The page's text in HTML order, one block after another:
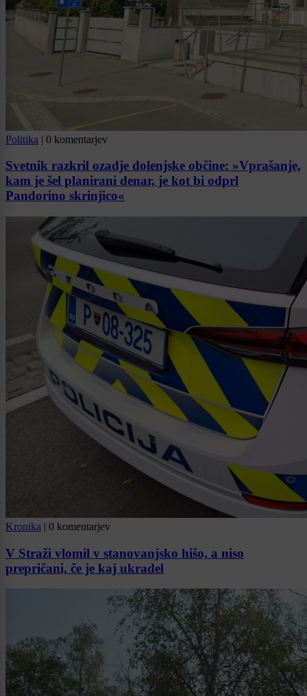
Politika | 0 komentarjev
Svetnik razkril ozadje dolenjske občine: »Vprašanje,
kam je šel planirani denar, je kot bi odprl
Pandorino skrinjico«
Kronika | 0 komentarjev
V Straži vlomil v stanovanjsko hišo, a niso
prepričani, če je kaj ukradel